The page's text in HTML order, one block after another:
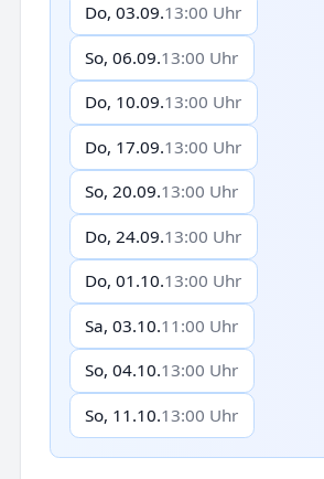
Do, 03.09.13:00 Uhr
So, 06.09.13:00 Uhr
Do, 10.09.13:00 Uhr
Do, 17.09.13:00 Uhr
So, 20.09.13:00 Uhr
Do, 24.09.13:00 Uhr
Do, 01.10.13:00 Uhr
Sa, 03.10.11:00 Uhr
So, 04.10.13:00 Uhr
So, 11.10.13:00 Uhr